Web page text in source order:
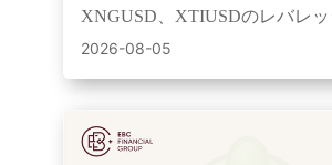
XNGUSD、XTIUSDのレバレ
改定し、セッションベースの管
2026-08-05